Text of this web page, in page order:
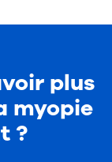
plus
myopie
?